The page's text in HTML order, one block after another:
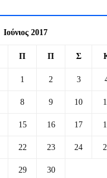
Ιούνιος 2017
Π Π Σ
1 2 3
8 9 10
15 16 17
22 23 24
29 30